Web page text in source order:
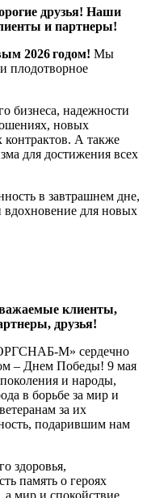
друзья! Наши
и партнеры!
2026 годом! Мы
плодотворное
бизнеса, надежности
новых
А также
для достижения всех
в завтрашнем дне,
вдохновение для новых
клиенты,
друзья!
М» сердечно
– Днем Победы! 9 мая
и народы,
в борьбе за мир и
за их
подарившим нам
здоровья,
память о героях